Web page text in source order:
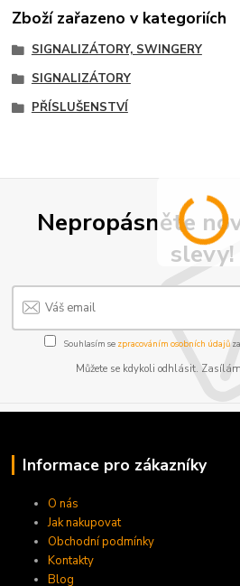
Zboží zařazeno v kategoriích
SIGNALIZÁTORY, SWINGERY
SIGNALIZÁTORY
PŘÍSLUŠENSTVÍ
Nepropásněte
slevy!
Souhlasím se zpracováním osobních údajů
Můžete se kdykoli odhlásit.
Informace pro zákazníky
O nás
Jak nakupovat
Obchodní podmínky
Kontakty
Blog